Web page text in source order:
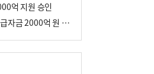
억 지원 승인
메리츠, 홈플러스 회생 긴급자금 2000억 원 지원 승인